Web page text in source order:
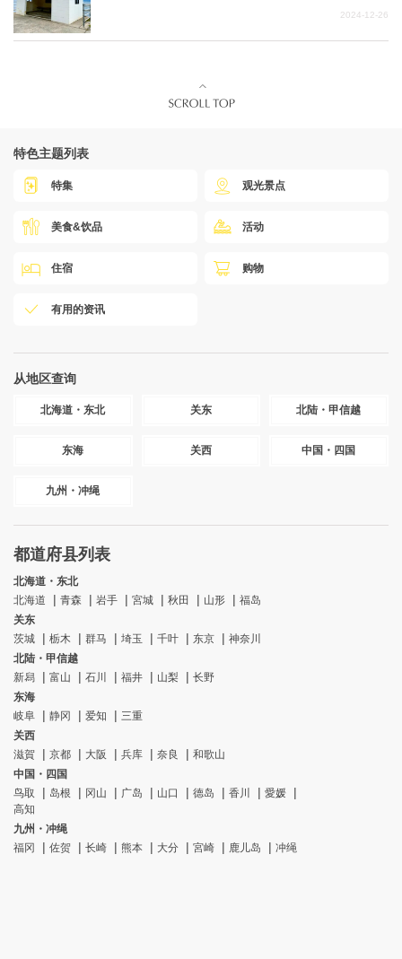
2024-12-26
特色主题列表
特集 观光景点
美食&饮品 活动
住宿 购物
有用的资讯
从地区查询
北海道・东北 关东 北陆・甲信越
东海 关西 中国・四国
九州・冲绳
都道府县列表
北海道・东北
北海道
青森 岩手 宮城 秋田 山形
福岛
关东
茨城
栃木 群马 埼玉 千叶 东京
神奈川
北陆・甲信越
新舄
富山 石川 福井 山梨
长野
东海
岐阜
静冈 爱知
三重
关西
滋賀
京都 大阪 兵库 奈良
和歌山
中国・四国
鸟取
岛根 冈山 广岛 山口 德岛 香川
愛媛
高知
九州・冲绳
福冈
佐贺 长崎 熊本 大分 宮崎 鹿儿岛 冲绳